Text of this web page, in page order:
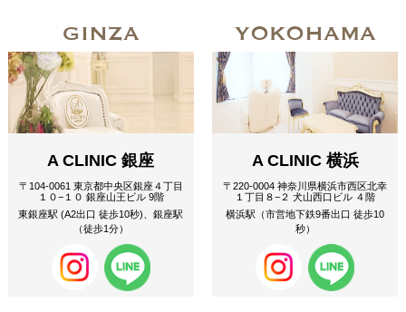
GINZA
A CLINIC 銀座
〒104-0061 東京都中央区銀座４丁目
１０−１０ 銀座山王ビル 9階
東銀座駅 (A2出口 徒歩10秒)、銀座駅
（徒歩1分）
YOKOHAMA
A CLINIC 横浜
〒220-0004 神奈川県横浜市西区北幸
１丁目８−２ 犬山西口ビル ４階
横浜駅（市営地下鉄9番出口 徒歩10
秒）